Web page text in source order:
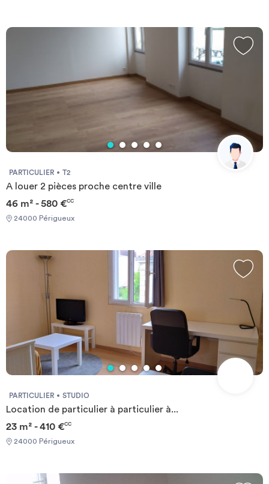
PARTICULIER T2
A louer 2 pièces proche centre ville
46 m² - 580 €CC
24000 Périgueux
PARTICULIER STUDIO
Location de particulier à particulier à...
23 m² - 410 €CC
24000 Périgueux